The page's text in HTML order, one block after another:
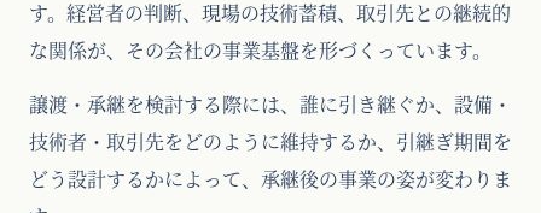
す。経営者の判断、現場の技術蓄積、取引先との継続的
な関係が、その会社の事業基盤を形づくっています。
譲渡・承継を検討する際には、誰に引き継ぐか、設備・
技術者・取引先をどのように維持するか、引継ぎ期間を
どう設計するかによって、承継後の事業の姿が変わりま